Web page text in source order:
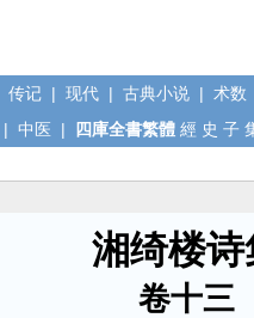
传记 | 现代 | 古典小说 | 术数
| 中医 | 四庫全書繁體 經 史 子
湘绮楼诗
卷十三